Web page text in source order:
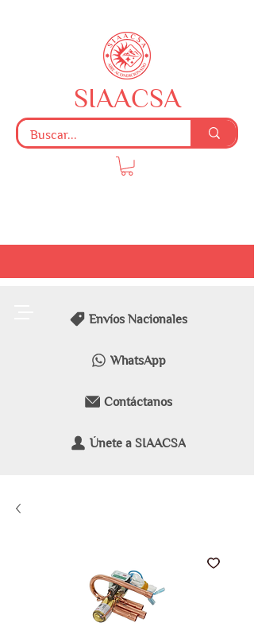
Envíos Nacionales
WhatsApp
Contáctanos
Únete a SIAACSA
SIAACSA